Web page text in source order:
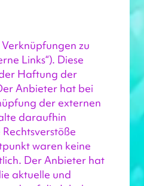
zu
Links“). Diese
Haftung der
Anbieter hat bei
der externen
daraufhin
waren keine
Der Anbieter hat
aktuelle und